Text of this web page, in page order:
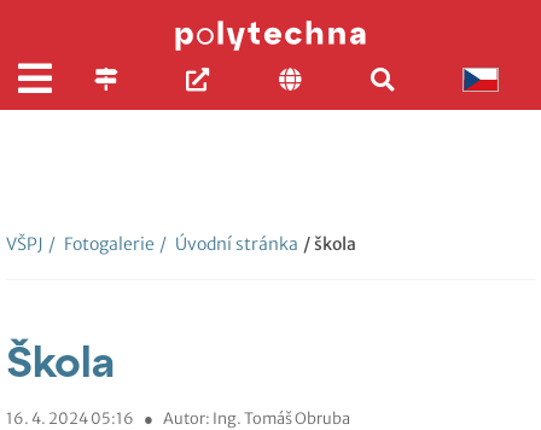
VŠPJ / Fotogalerie / Úvodní stránka / škola
Škola
16. 4. 2024 05:16 ● Autor: Ing. Tomáš Obruba